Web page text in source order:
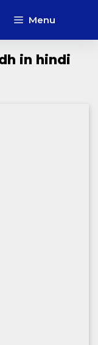
Menu
in hindi